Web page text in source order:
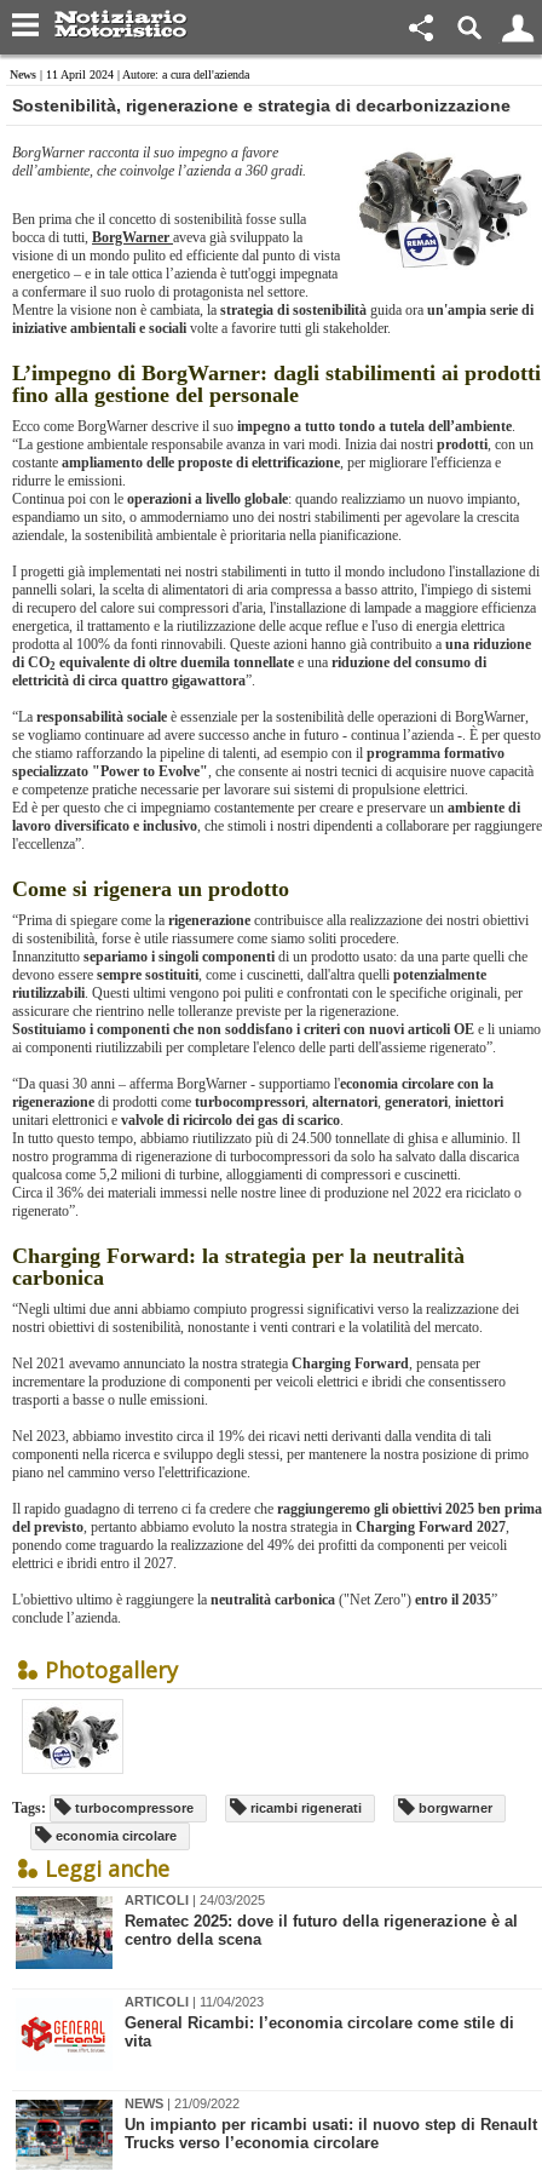
News | 11 April 2024 | Autore: a cura dell'azienda
Sostenibilità, rigenerazione e strategia di decarbonizzazione
BorgWarner racconta il suo impegno a favore
dell’ambiente, che coinvolge l’azienda a 360 gradi.
Ben prima che il concetto di sostenibilità fosse sulla
bocca di tutti, BorgWarner aveva già sviluppato la
visione di un mondo pulito ed efficiente dal punto di vista
energetico – e in tale ottica l’azienda è tutt'oggi impegnata
a confermare il suo ruolo di protagonista nel settore.
Mentre la visione non è cambiata, la strategia di sostenibilità guida ora un'ampia serie di
iniziative ambientali e sociali volte a favorire tutti gli stakeholder.
L’impegno di BorgWarner: dagli stabilimenti ai prodotti
fino alla gestione del personale
Ecco come BorgWarner descrive il suo impegno a tutto tondo a tutela dell’ambiente.
“La gestione ambientale responsabile avanza in vari modi. Inizia dai nostri prodotti, con un
costante ampliamento delle proposte di elettrificazione, per migliorare l'efficienza e
ridurre le emissioni.
Continua poi con le operazioni a livello globale: quando realizziamo un nuovo impianto,
espandiamo un sito, o ammoderniamo uno dei nostri stabilimenti per agevolare la crescita
aziendale, la sostenibilità ambientale è prioritaria nella pianificazione.
I progetti già implementati nei nostri stabilimenti in tutto il mondo includono l'installazione di
pannelli solari, la scelta di alimentatori di aria compressa a basso attrito, l'impiego di sistemi
di recupero del calore sui compressori d'aria, l'installazione di lampade a maggiore efficienza
energetica, il trattamento e la riutilizzazione delle acque reflue e l'uso di energia elettrica
prodotta al 100% da fonti rinnovabili. Queste azioni hanno già contribuito a una riduzione
di CO2 equivalente di oltre duemila tonnellate e una riduzione del consumo di
elettricità di circa quattro gigawattora”.
“La responsabilità sociale è essenziale per la sostenibilità delle operazioni di BorgWarner,
se vogliamo continuare ad avere successo anche in futuro - continua l’azienda -. È per questo
che stiamo rafforzando la pipeline di talenti, ad esempio con il programma formativo
specializzato "Power to Evolve", che consente ai nostri tecnici di acquisire nuove capacità
e competenze pratiche necessarie per lavorare sui sistemi di propulsione elettrici.
Ed è per questo che ci impegniamo costantemente per creare e preservare un ambiente di
lavoro diversificato e inclusivo, che stimoli i nostri dipendenti a collaborare per raggiungere
l'eccellenza”.
Come si rigenera un prodotto
“Prima di spiegare come la rigenerazione contribuisce alla realizzazione dei nostri obiettivi
di sostenibilità, forse è utile riassumere come siamo soliti procedere.
Innanzitutto separiamo i singoli componenti di un prodotto usato: da una parte quelli che
devono essere sempre sostituiti, come i cuscinetti, dall'altra quelli potenzialmente
riutilizzabili. Questi ultimi vengono poi puliti e confrontati con le specifiche originali, per
assicurare che rientrino nelle tolleranze previste per la rigenerazione.
Sostituiamo i componenti che non soddisfano i criteri con nuovi articoli OE e li uniamo
ai componenti riutilizzabili per completare l'elenco delle parti dell'assieme rigenerato”.
“Da quasi 30 anni – afferma BorgWarner - supportiamo l'economia circolare con la
rigenerazione di prodotti come turbocompressori, alternatori, generatori, iniettori
unitari elettronici e valvole di ricircolo dei gas di scarico.
In tutto questo tempo, abbiamo riutilizzato più di 24.500 tonnellate di ghisa e alluminio. Il
nostro programma di rigenerazione di turbocompressori da solo ha salvato dalla discarica
qualcosa come 5,2 milioni di turbine, alloggiamenti di compressori e cuscinetti.
Circa il 36% dei materiali immessi nelle nostre linee di produzione nel 2022 era riciclato o
rigenerato”.
Charging Forward: la strategia per la neutralità
carbonica
“Negli ultimi due anni abbiamo compiuto progressi significativi verso la realizzazione dei
nostri obiettivi di sostenibilità, nonostante i venti contrari e la volatilità del mercato.
Nel 2021 avevamo annunciato la nostra strategia Charging Forward, pensata per
incrementare la produzione di componenti per veicoli elettrici e ibridi che consentissero
trasporti a basse o nulle emissioni.
Nel 2023, abbiamo investito circa il 19% dei ricavi netti derivanti dalla vendita di tali
componenti nella ricerca e sviluppo degli stessi, per mantenere la nostra posizione di primo
piano nel cammino verso l'elettrificazione.
Il rapido guadagno di terreno ci fa credere che raggiungeremo gli obiettivi 2025 ben prima
del previsto, pertanto abbiamo evoluto la nostra strategia in Charging Forward 2027,
ponendo come traguardo la realizzazione del 49% dei profitti da componenti per veicoli
elettrici e ibridi entro il 2027.
L'obiettivo ultimo è raggiungere la neutralità carbonica ("Net Zero") entro il 2035”
conclude l’azienda.
Photogallery
Tags: turbocompressore ricambi rigenerati
borgwarner
economia circolare
Leggi anche
ARTICOLI | 24/03/2025
Rematec 2025: dove il futuro della rigenerazione è al
centro della scena
ARTICOLI | 11/04/2023
​General Ricambi: l’economia circolare come stile di
vita
NEWS | 21/09/2022
Un impianto per ricambi usati: il nuovo step di Renault
Trucks verso l’economia circolare